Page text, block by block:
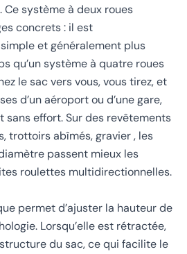
système à deux roues
concrets : il est
et généralement plus
qu’un système à quatre roues
le sac vers vous, vous tirez, et
d’un aéroport ou d’une gare,
sans effort. Sur des revêtements
trottoirs abîmés, gravier , les
passent mieux les
roulettes multidirectionnelles.
permet d’ajuster la hauteur de
Lorsqu’elle est rétractée,
du sac, ce qui facilite le